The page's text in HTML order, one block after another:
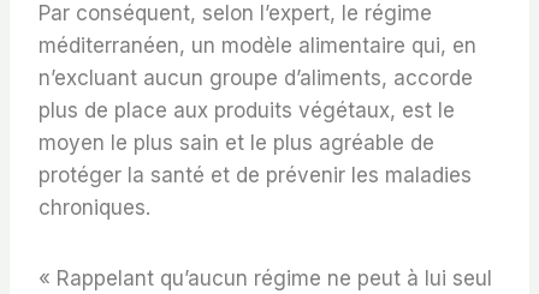
Par conséquent, selon l’expert, le régime
méditerranéen, un modèle alimentaire qui, en
n’excluant aucun groupe d’aliments, accorde
plus de place aux produits végétaux, est le
moyen le plus sain et le plus agréable de
protéger la santé et de prévenir les maladies
chroniques.
« Rappelant qu’aucun régime ne peut à lui seul